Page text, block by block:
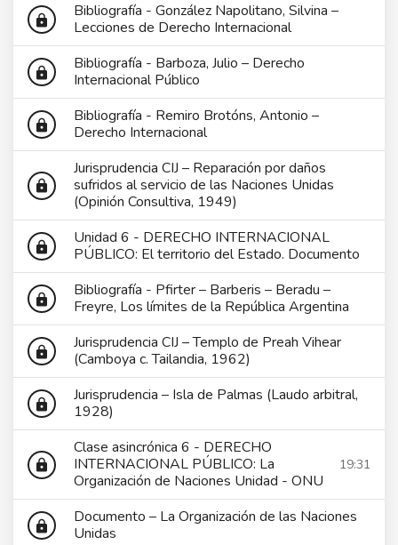
lock
Bibliografía - González Napolitano, Silvina –
Lecciones de Derecho Internacional
lock
Bibliografía - Barboza, Julio – Derecho
Internacional Público
lock
Bibliografía - Remiro Brotóns, Antonio –
Derecho Internacional
lock
Jurisprudencia CIJ – Reparación por daños
sufridos al servicio de las Naciones Unidas
(Opinión Consultiva, 1949)
lock
Unidad 6 - DERECHO INTERNACIONAL
PÚBLICO: El territorio del Estado. Documento
lock
Bibliografía - Pfirter – Barberis – Beradu –
Freyre, Los límites de la República Argentina
lock
Jurisprudencia CIJ – Templo de Preah Vihear
(Camboya c. Tailandia, 1962)
lock
Jurisprudencia – Isla de Palmas (Laudo arbitral,
1928)
lock
Clase asincrónica 6 - DERECHO
INTERNACIONAL PÚBLICO: La
Organización de Naciones Unidad - ONU
19:31
lock
Documento – La Organización de las Naciones
Unidas